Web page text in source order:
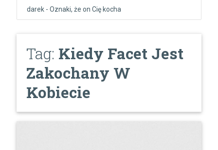
darek- Oznaki, że on Cię kocha
Tag: Kiedy Facet Jest
Zakochany W
Kobiecie